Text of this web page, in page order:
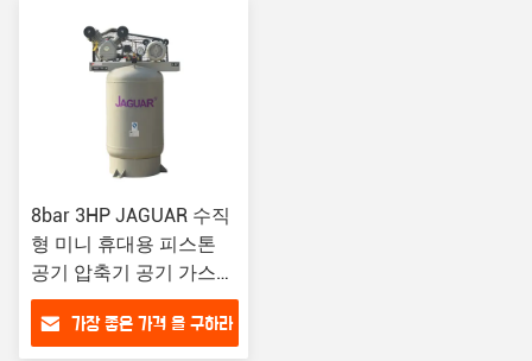
8bar 3HP JAGUAR 수직
형 미니 휴대용 피스톤
공기 압축기 공기 가스
유형
가장 좋은 가격 을 구하라